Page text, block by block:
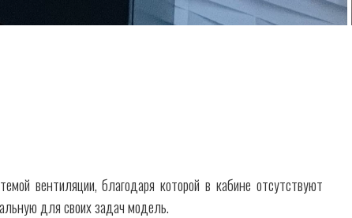
вентиляции, благодаря которой в кабине отсутствуют
для своих задач модель.